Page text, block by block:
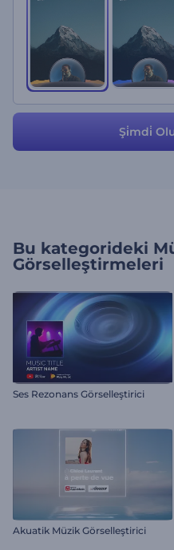
Şi̇mdi̇
Bu kategorideki
Görselleştirmeleri
Ses Rezonans Görselleştirici
Akuatik Müzik Görselleştirici